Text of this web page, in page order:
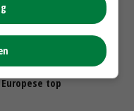
en Amalthea gaat
geitenzuivel blijft
top